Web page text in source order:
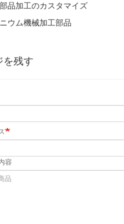
品加工のカスタマイズ
ウム機械加工部品
を残す
容